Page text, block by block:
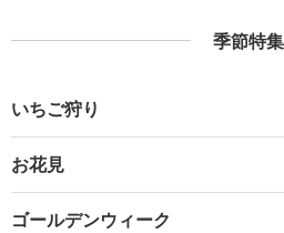
季節特集
いちご狩り
お花見
ゴールデンウィーク